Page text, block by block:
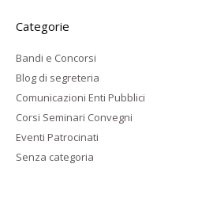
Categorie
Bandi e Concorsi
Blog di segreteria
Comunicazioni Enti Pubblici
Corsi Seminari Convegni
Eventi Patrocinati
Senza categoria